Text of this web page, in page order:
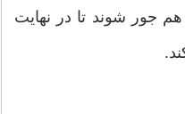
جور شوند تا در نهایت